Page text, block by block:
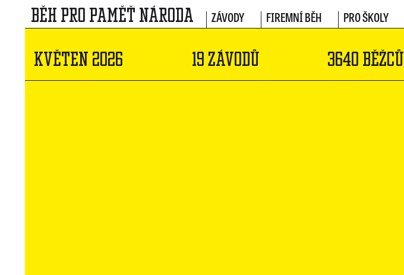
BĚH PRO PAMĚŤ NÁRODA ZÁVODY FIREMNÍ BĚH PRO ŠKOLY
KVĚTEN 2026 19 ZÁVODŮ 3640 BĚŽCŮ